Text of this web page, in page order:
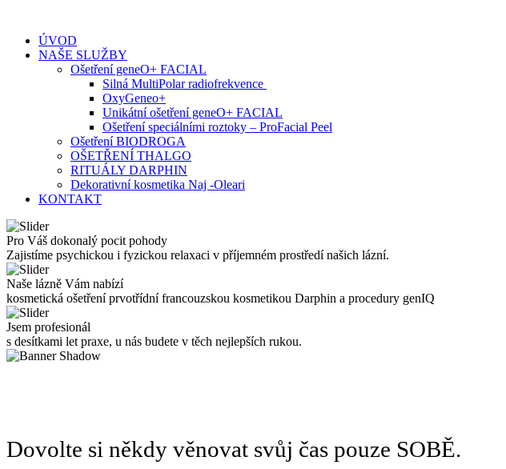
contentÚVOD
NAŠE SLUŽBY
Ošetření geneO+ FACIAL
Silná MultiPolar radiofrekvence
OxyGeneo+
Unikátní ošetření geneO+ FACIAL
Ošetření speciálními roztoky – ProFacial Peel
Ošetření BIODROGA
OŠETŘENÍ THALGO
RITUÁLY DARPHIN
Dekorativní kosmetika Naj -Oleari
KONTAKT
Pro Váš dokonalý pocit pohody
Zajistíme psychickou i fyzickou relaxaci v příjemném prostředí našich lázní.
Naše lázně Vám nabízí
kosmetická ošetření prvotřídní francouzskou kosmetikou Darphin a procedury genIQ
Jsem profesionál
s desítkami let praxe, u nás budete v těch nejlepších rukou.
Dovolte si někdy věnovat svůj čas pouze SOBĚ.